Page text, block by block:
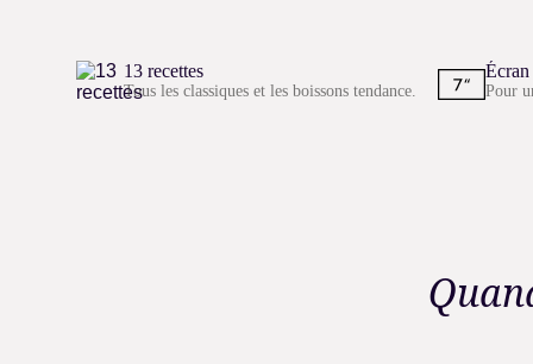
13 recettes
Tous les classiques et les boissons tendance.
Écran
Pour